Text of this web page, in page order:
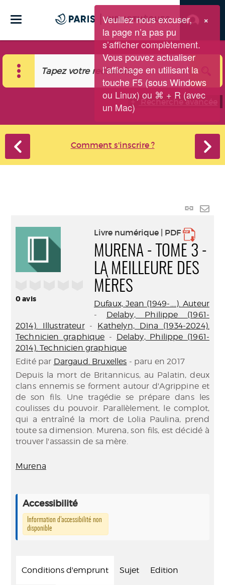
Recherche avancée
Comment s'inscrire ?
Lien
0avis
Livre numérique | PDF
MURENA - TOME 3 -
LA MEILLEURE DES
MÈRES
Dufaux, Jean (1949-....). Auteur
- Delaby, Philippe (1961-
2014). Illustrateur- Kathelyn, Dina (1934-2024).
Technicien graphique - Delaby, Philippe (1961-
2014). Technicien graphique
Edité par Dargaud. Bruxelles - paru en 2017
Depuis la mort de Britannicus, au Palatin, deux
clans ennemis se forment autour d'Agrippine et
de son fils. Une tragédie se prépare dans les
coulisses du pouvoir. Parallèlement, le complot,
qui a entraîné la mort de Lolia Paulina, prend
toute sa dimension. Murena, son fils, est décidé à
trouver l'assassin de sa mère.
Murena
Accessibilité
Information d’accessibilité non
disponible
Conditions d'emprunt Sujet Edition
×
Veuillez nous excuser,
la page n’a pas pu
s’afficher complètement.
Vous pouvez actualiser
l’affichage en utilisant la
touche F5 (sous Windows
ou Linux) ou ⌘ + R (avec
un Mac)